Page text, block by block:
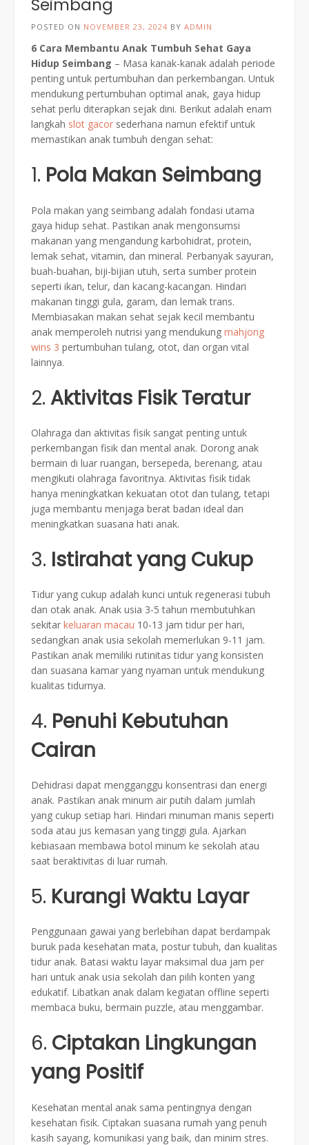
Seimbang
POSTED ON NOVEMBER 23, 2024 BY ADMIN
6 Cara Membantu Anak Tumbuh Sehat Gaya
Hidup Seimbang – Masa kanak-kanak adalah periode
penting untuk pertumbuhan dan perkembangan. Untuk
mendukung pertumbuhan optimal anak, gaya hidup
sehat perlu diterapkan sejak dini. Berikut adalah enam
langkah slot gacor sederhana namun efektif untuk
memastikan anak tumbuh dengan sehat:
1. Pola Makan Seimbang
Pola makan yang seimbang adalah fondasi utama
gaya hidup sehat. Pastikan anak mengonsumsi
makanan yang mengandung karbohidrat, protein,
lemak sehat, vitamin, dan mineral. Perbanyak sayuran,
buah-buahan, biji-bijian utuh, serta sumber protein
seperti ikan, telur, dan kacang-kacangan. Hindari
makanan tinggi gula, garam, dan lemak trans.
Membiasakan makan sehat sejak kecil membantu
anak memperoleh nutrisi yang mendukung mahjong
wins 3 pertumbuhan tulang, otot, dan organ vital
lainnya.
2. Aktivitas Fisik Teratur
Olahraga dan aktivitas fisik sangat penting untuk
perkembangan fisik dan mental anak. Dorong anak
bermain di luar ruangan, bersepeda, berenang, atau
mengikuti olahraga favoritnya. Aktivitas fisik tidak
hanya meningkatkan kekuatan otot dan tulang, tetapi
juga membantu menjaga berat badan ideal dan
meningkatkan suasana hati anak.
3. Istirahat yang Cukup
Tidur yang cukup adalah kunci untuk regenerasi tubuh
dan otak anak. Anak usia 3-5 tahun membutuhkan
sekitar keluaran macau 10-13 jam tidur per hari,
sedangkan anak usia sekolah memerlukan 9-11 jam.
Pastikan anak memiliki rutinitas tidur yang konsisten
dan suasana kamar yang nyaman untuk mendukung
kualitas tidurnya.
4. Penuhi Kebutuhan
Cairan
Dehidrasi dapat mengganggu konsentrasi dan energi
anak. Pastikan anak minum air putih dalam jumlah
yang cukup setiap hari. Hindari minuman manis seperti
soda atau jus kemasan yang tinggi gula. Ajarkan
kebiasaan membawa botol minum ke sekolah atau
saat beraktivitas di luar rumah.
5. Kurangi Waktu Layar
Penggunaan gawai yang berlebihan dapat berdampak
buruk pada kesehatan mata, postur tubuh, dan kualitas
tidur anak. Batasi waktu layar maksimal dua jam per
hari untuk anak usia sekolah dan pilih konten yang
edukatif. Libatkan anak dalam kegiatan offline seperti
membaca buku, bermain puzzle, atau menggambar.
6. Ciptakan Lingkungan
yang Positif
Kesehatan mental anak sama pentingnya dengan
kesehatan fisik. Ciptakan suasana rumah yang penuh
kasih sayang, komunikasi yang baik, dan minim stres.